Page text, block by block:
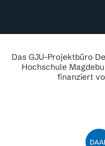
Das GJU-Projektbüro
Hochschule
finanziert